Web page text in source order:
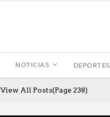
NOTICIAS DEPORTES
View All Posts(Page 238)